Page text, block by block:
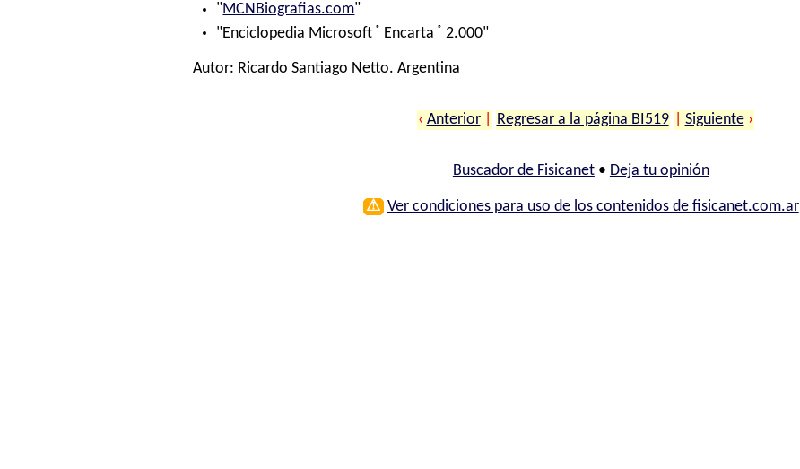
"MCNBiografias.com"
"Enciclopedia Microsoft® Encarta® 2.000"
Autor: Ricardo Santiago Netto. Argentina
‹ Anterior Regresar a la página BI519 Siguiente ›
Buscador de Fisicanet• Deja tu opinión
⚠ Ver condiciones para uso de los contenidos de fisicanet.com.ar